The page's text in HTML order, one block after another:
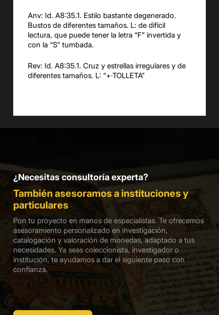
Anv: Id. A8:35.1. Estilo bastante degenerado.
Bustos de diferentes tamaños. L: de difícil
lectura, que puede tener la letra “F” invertida y
con la “S” tumbada.
Rev: Id. A8:35.1. Cruz y estrellas irregulares y de
diferentes tamaños. L: “+·TOLLETA”
¿Necesitas consultoría experta?
También asesoramos a instituciones y
particulares
Pon tu proyecto en manos de especialistas. Te ofrecemos
asesoramiento personalizado en investigación,
catalogación y valoración de monedas, adaptado a tus
necesidades. Ya seas coleccionista, investigador o
institución, te ayudamos a dar el siguiente paso con
confianza.